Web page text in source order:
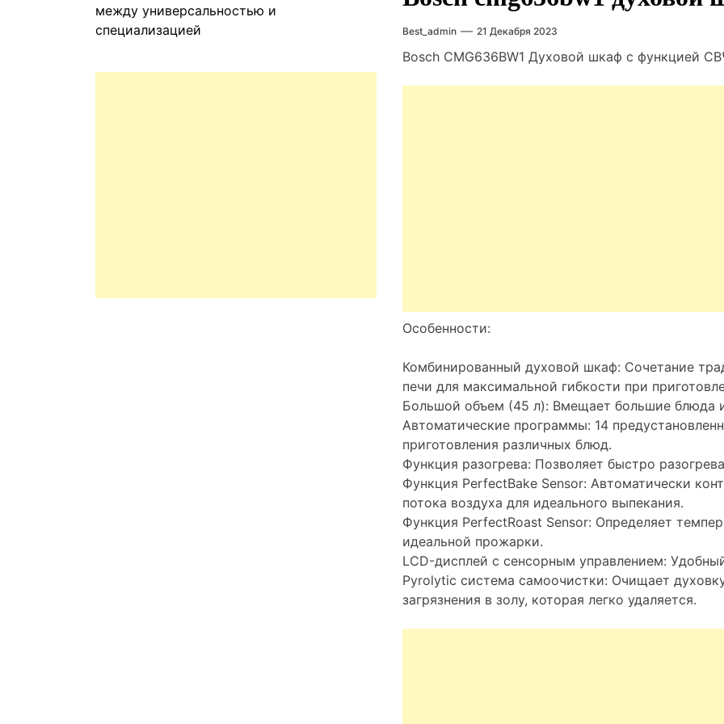
Best_admin 21 Декабря 2023
Bosch CMG636BW1 Духовой шкаф с функцией
Особенности:
Комбинированный духовой шкаф: Сочетание
печи для максимальной гибкости при
Большой объем (45 л): Вмещает большие блюда
Автоматические программы: 14
приготовления различных блюд.
Функция разогрева: Позволяет быстро
Функция PerfectBake Sensor: Автоматически
потока воздуха для идеального выпекания.
Функция PerfectRoast Sensor: Определяет
идеальной прожарки.
LCD-дисплей с сенсорным управлением:
Pyrolytic система самоочистки: Очищает
загрязнения в золу, которая легко удаляется.
между универсальностью и
специализацией